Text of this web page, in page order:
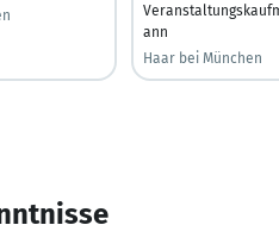
ann
Haar bei München